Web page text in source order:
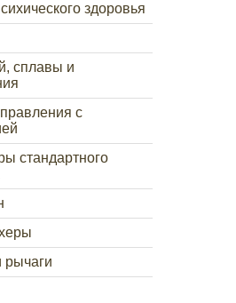
здоровья
сплавы и
с
стандартного
рычаги